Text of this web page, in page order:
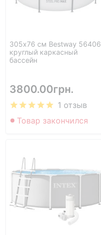
305х76 см Bestway 56406
круглый каркасный
бассейн
3800.00грн.
1 отзыв
Товар закончился